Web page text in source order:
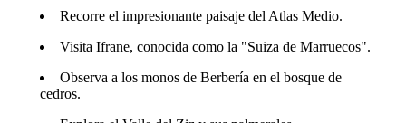
Recorre el impresionante paisaje del Atlas Medio.
Visita Ifrane, conocida como la "Suiza de Marruecos".
Observa a los monos de Berbería en el bosque de
cedros.